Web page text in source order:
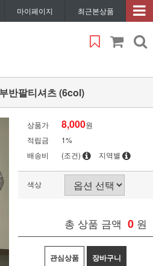
마이페이지 최근본상품
반팔티셔츠 (6col)
상품가 8,000원
적립금
1%
배송비
(조건) 지역별
색상
총 상품 금액 0 원
관심상품 장바구니